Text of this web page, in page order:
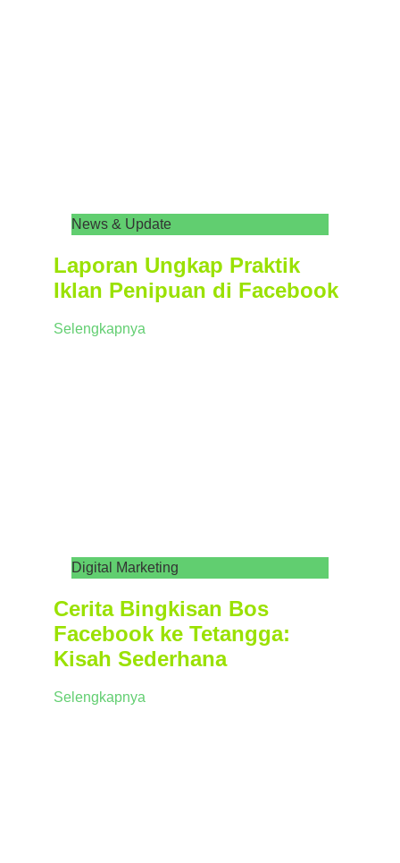
News & Update
Laporan Ungkap Praktik
Iklan Penipuan di Facebook
Selengkapnya
Digital Marketing
Cerita Bingkisan Bos
Facebook ke Tetangga:
Kisah Sederhana
Selengkapnya